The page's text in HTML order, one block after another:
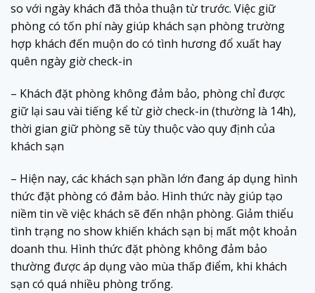
so với ngày khách đã thỏa thuận từ trước. Việc giữ
phòng có tốn phí này giúp khách sạn phòng trường
hợp khách đến muộn do có tình hương đổ xuất hay
quên ngày giờ check-in
– Khách đặt phòng không đảm bảo, phòng chỉ được
giữ lại sau vài tiếng kể từ giờ check-in (thường là 14h),
thời gian giữ phòng sẽ tùy thuộc vào quy định của
khách sạn
– Hiện nay, các khách sạn phần lớn đang áp dụng hình
thức đặt phòng có đảm bảo. Hình thức này giúp tạo
niềm tin về việc khách sẽ đến nhận phòng. Giảm thiểu
tình trạng no show khiến khách sạn bị mất một khoản
doanh thu. Hình thức đặt phòng không đảm bảo
thường được áp dụng vào mùa thấp điểm, khi khách
sạn có quá nhiều phòng trống.